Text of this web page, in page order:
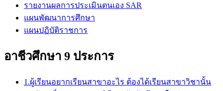
รายงานผลการประเมินตนเอง SAR
แผนพัฒนาการศึกษา
แผนปฏิบัติราชการ
อาชีวศึกษา 9 ประการ
1.ผู้เรียนอยากเรียนสาขาอะไร ต้องได้เรียนสาขาวิชานั้น